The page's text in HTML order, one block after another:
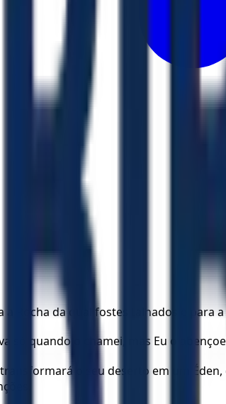
a Rocha da qual fostes talhados e para
só quando o chamei, mas Eu o
o seu deserto em um Éden,